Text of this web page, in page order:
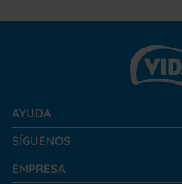
AYUDA
SÍGUENOS
EMPRESA